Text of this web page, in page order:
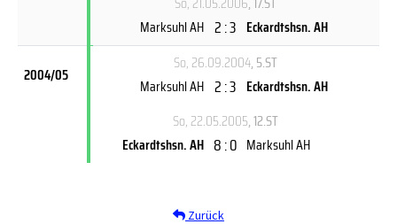
Marksuhl AH 2 : 3 Eckardtshsn. AH
2004/05
So, 26.09.2004, 5.ST
Marksuhl AH 2 : 3 Eckardtshsn. AH
So, 22.05.2005, 12.ST
Eckardtshsn. AH 8 : 0 Marksuhl AH
Zurück